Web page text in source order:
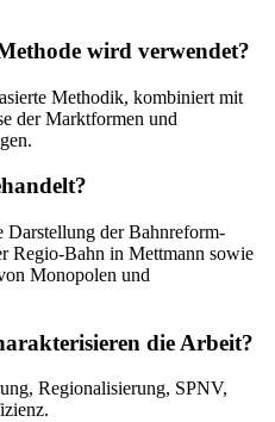
wird verwendet?
Methodik, kombiniert mit
der Marktformen und
der Bahnreform-
Regio-Bahn in Mettmann sowie
Monopolen und
die Arbeit?
Regionalisierung, SPNV,